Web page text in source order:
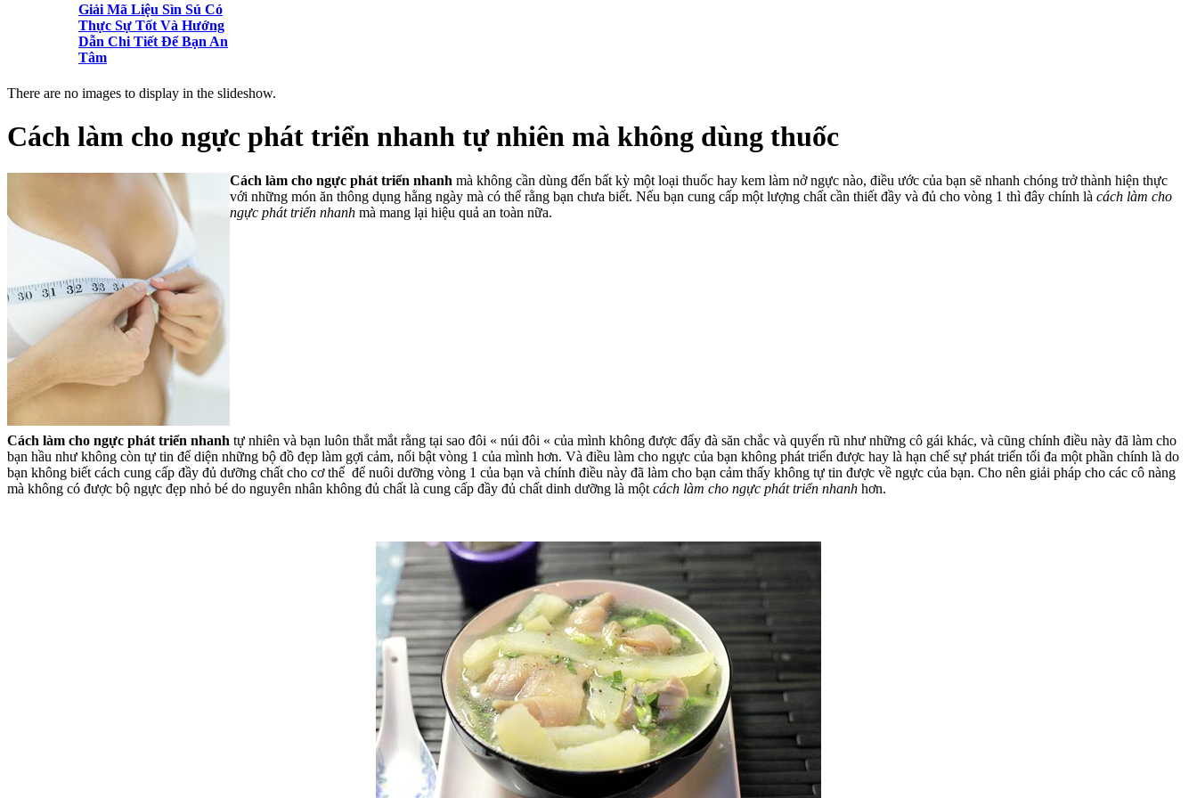
Giải Mã Liệu Sìn Sú Có
Thực Sự Tốt Và Hướng
Dẫn Chi Tiết Để Bạn An
Tâm
There are no images to display in the slideshow.
Cách làm cho ngực phát triển nhanh tự nhiên mà không dùng thuốc
Cách làm cho ngực phát triển nhanh mà không cần dùng đến bất kỳ một loại thuốc hay kem làm nở ngực nào, điều ước của bạn sẽ nhanh chóng trở thành hiện thực
với những món ăn thông dụng hằng ngày mà có thể rằng bạn chưa biết. Nếu bạn cung cấp một lượng chất cần thiết đầy và đủ cho vòng 1 thì đây chính là cách làm cho
ngực phát triển nhanh mà mang lại hiệu quả an toàn nữa.
Cách làm cho ngực phát triển nhanh tự nhiên và bạn luôn thắt mắt rằng tại sao đôi « núi đôi « của mình không được đẩy đà săn chắc và quyến rũ như những cô gái khác, và cũng chính điều này đã làm cho
bạn hầu như không còn tự tin để diện những bộ đồ đẹp làm gợi cảm, nổi bật vòng 1 của mình hơn. Và điều làm cho ngực của bạn không phát triển được hay là hạn chế sự phát triển tối đa một phần chính là do
bạn không biết cách cung cấp đầy đủ dưỡng chất cho cơ thể để nuôi dưỡng vòng 1 của bạn và chính điều này đã làm cho bạn cảm thấy không tự tin được về ngực của bạn. Cho nên giải pháp cho các cô nàng
mà không có được bộ ngực đẹp nhỏ bé do nguyên nhân không đủ chất là cung cấp đầy đủ chất dinh dưỡng là một cách làm cho ngực phát triển nhanh hơn.